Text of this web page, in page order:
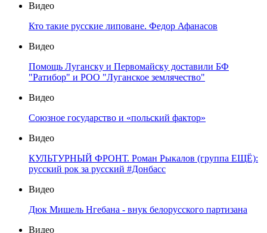
Видео
Кто такие русские липоване. Федор Афанасов
Видео
Помощь Луганску и Первомайску доставили БФ
"Ратибор" и РОО "Луганское землячество"
Видео
Союзное государство и «польский фактор»
Видео
КУЛЬТУРНЫЙ ФРОНТ. Роман Рыкалов (группа ЕЩЁ):
русский рок за русский #Донбасс
Видео
Дюк Мишель Нгебана - внук белорусского партизана
Видео